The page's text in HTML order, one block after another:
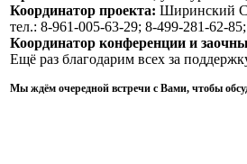
Координатор проекта: Ширинский
тел.: 8-961-005-63-29; 8-499-281-62-
Координатор конференции и
Ещё раз благодарим всех за
Мы ждём очередной встречи с Вами, чтобы